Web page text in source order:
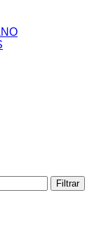
Filtrar